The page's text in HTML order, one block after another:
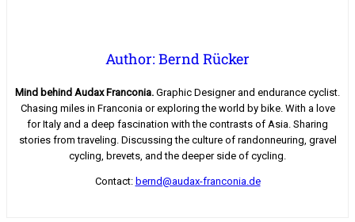
Author: Bernd Rücker
Mind behind Audax Franconia. Graphic Designer and endurance cyclist.
Chasing miles in Franconia or exploring the world by bike. With a love
for Italy and a deep fascination with the contrasts of Asia. Sharing
stories from traveling. Discussing the culture of randonneuring, gravel
cycling, brevets, and the deeper side of cycling.
Contact: bernd@audax-franconia.de